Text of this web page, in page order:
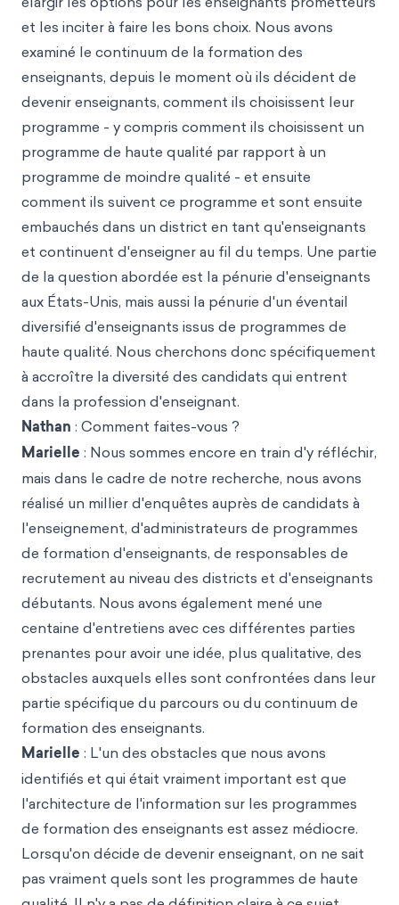
et les inciter à faire les bons choix. Nous avons
examiné le continuum de la formation des
enseignants, depuis le moment où ils décident de
devenir enseignants, comment ils choisissent leur
programme - y compris comment ils choisissent un
programme de haute qualité par rapport à un
programme de moindre qualité - et ensuite
comment ils suivent ce programme et sont ensuite
embauchés dans un district en tant qu'enseignants
et continuent d'enseigner au fil du temps. Une partie
de la question abordée est la pénurie d'enseignants
aux États-Unis, mais aussi la pénurie d'un éventail
diversifié d'enseignants issus de programmes de
haute qualité. Nous cherchons donc spécifiquement
à accroître la diversité des candidats qui entrent
dans la profession d'enseignant.
Nathan : Comment faites-vous ?
Marielle : Nous sommes encore en train d'y réfléchir,
mais dans le cadre de notre recherche, nous avons
réalisé un millier d'enquêtes auprès de candidats à
l'enseignement, d'administrateurs de programmes
de formation d'enseignants, de responsables de
recrutement au niveau des districts et d'enseignants
débutants. Nous avons également mené une
centaine d'entretiens avec ces différentes parties
prenantes pour avoir une idée, plus qualitative, des
obstacles auxquels elles sont confrontées dans leur
partie spécifique du parcours ou du continuum de
formation des enseignants.
Marielle : L'un des obstacles que nous avons
identifiés et qui était vraiment important est que
l'architecture de l'information sur les programmes
de formation des enseignants est assez médiocre.
Lorsqu'on décide de devenir enseignant, on ne sait
pas vraiment quels sont les programmes de haute